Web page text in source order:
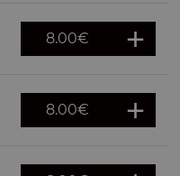
8.00€
8.00€